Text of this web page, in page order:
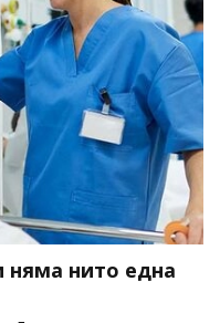
няма нито една